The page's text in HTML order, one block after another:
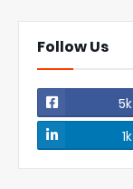
Follow Us
5k
1k